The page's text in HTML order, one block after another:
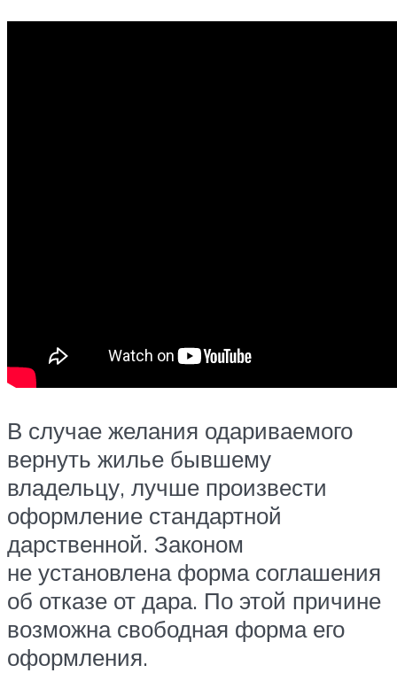
В случае желания одариваемого
вернуть жилье бывшему
владельцу, лучше произвести
оформление стандартной
дарственной. Законом
не установлена форма соглашения
об отказе от дара. По этой причине
возможна свободная форма его
оформления.